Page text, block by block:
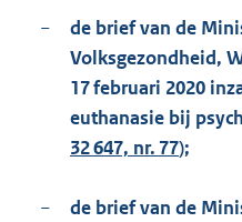
−
de brief van de
Volksgezondheid,
17 februari 2020
euthanasie bij
32 647, nr. 77);
−
de brief van de